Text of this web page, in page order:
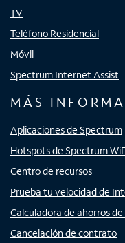
TV
Teléfono Residencial
Móvil
Spectrum Internet Assist
MÁS
Aplicaciones de Spectrum
Hotspots de Spectrum
Centro de recursos
Prueba tu velocidad de
Calculadora de ahorros
Cancelación de contrato